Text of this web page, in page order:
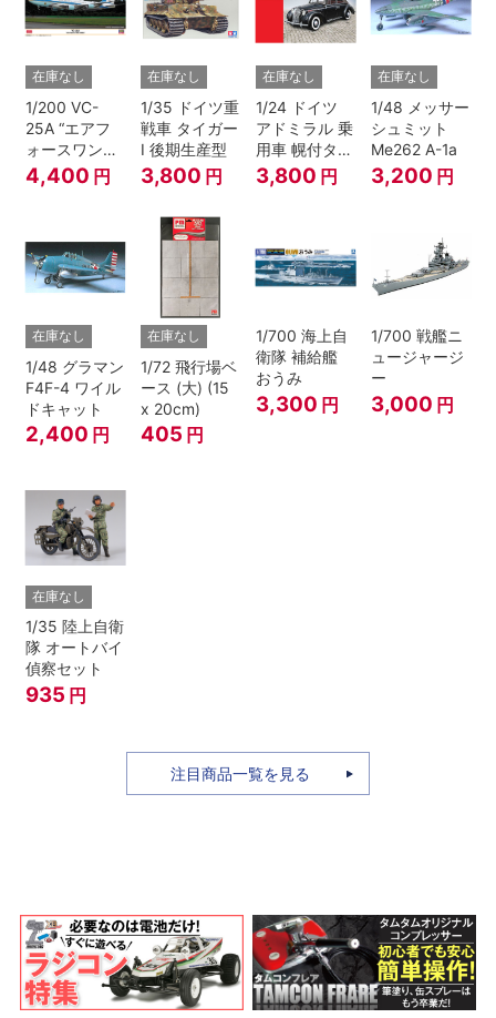
在庫なし
1/200 VC-
25A “エアフ
ォースワン
2022”
4,400 円
在庫なし
1/35 ドイツ重
戦車 タイガー
I 後期生産型
3,800 円
在庫なし
1/24 ドイツ
アドミラル 乗
用車 幌付タイ
プ
3,800 円
在庫なし
1/48 メッサー
シュミット
Me262 A-1a
3,200 円
在庫なし
1/48 グラマン
F4F-4 ワイル
ドキャット
2,400 円
在庫なし
1/72 飛行場ベ
ース (大) (15
x 20cm)
405 円
1/700 海上自
衛隊 補給艦
おうみ
3,300 円
1/700 戦艦ニ
ュージャージ
ー
3,000 円
在庫なし
1/35 陸上自衛
隊 オートバイ
偵察セット
935 円
注目商品一覧を見る